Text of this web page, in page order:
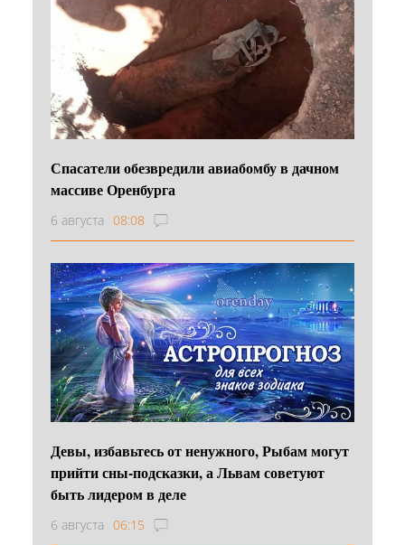
Спасатели обезвредили авиабомбу в дачном
массиве Оренбурга
6 августа 08:08
Девы, избавьтесь от ненужного, Рыбам могут
прийти сны-подсказки, а Львам советуют
быть лидером в деле
6 августа 06:15